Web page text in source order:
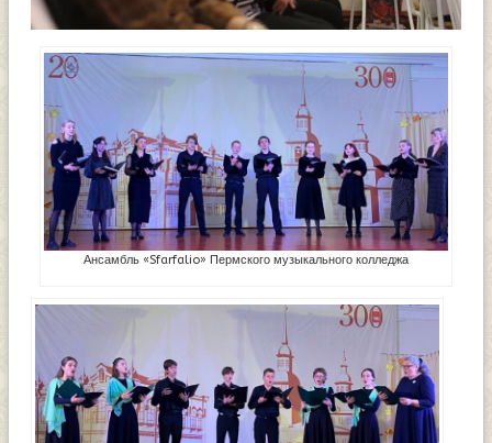
Ансамбль «Sfarfalio» Пермского музыкального колледжа